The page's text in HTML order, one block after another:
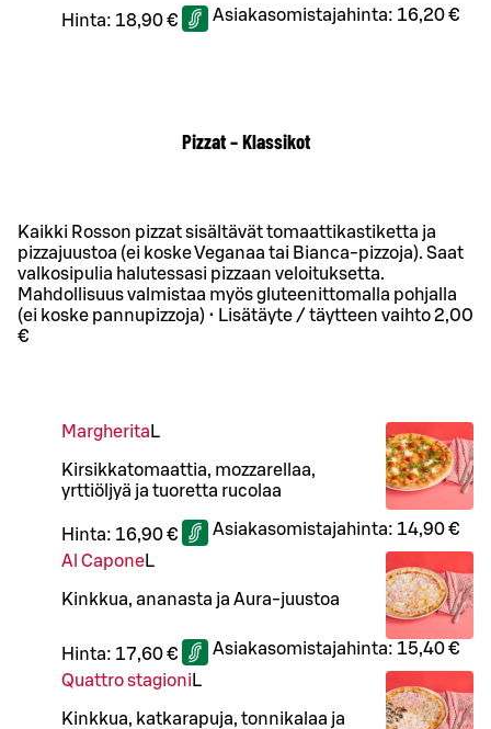
Hinta: 18,90 € Asiakasomistajahinta: 16,20 €
Pizzat – Klassikot
Kaikki Rosson pizzat sisältävät tomaattikastiketta ja
pizzajuustoa (ei koske Veganaa tai Bianca-pizzoja). Saat
valkosipulia halutessasi pizzaan veloituksetta.
Mahdollisuus valmistaa myös gluteenittomalla pohjalla
(ei koske pannupizzoja) • Lisätäyte / täytteen vaihto 2,00
€
Margherita L
Kirsikkatomaattia, mozzarellaa,
yrttiöljyä ja tuoretta rucolaa
Hinta: 16,90 € Asiakasomistajahinta: 14,90 €
Al CaponeL
Kinkkua, ananasta ja Aura-juustoa
Hinta: 17,60 € Asiakasomistajahinta: 15,40 €
Quattro stagioni L
Kinkkua, katkarapuja, tonnikalaa ja